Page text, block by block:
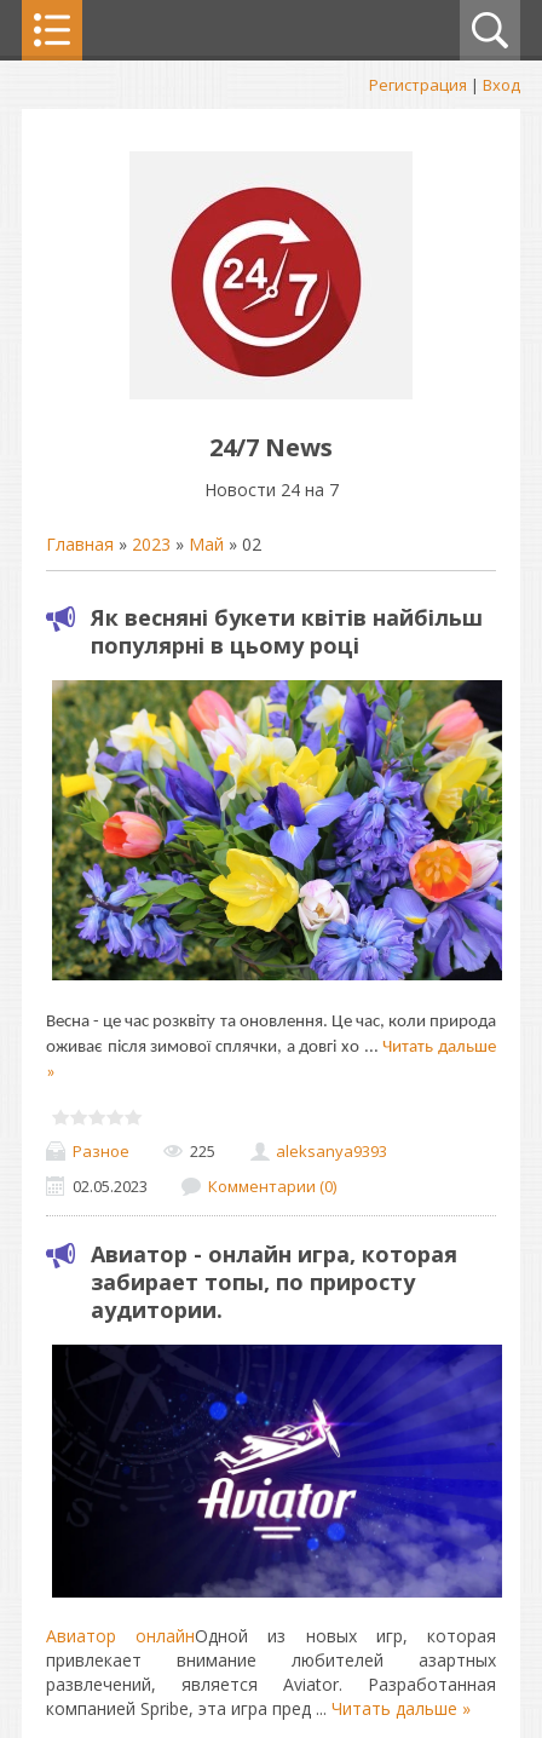
Регистрация | Вход
24/7 News
Новости 24 на 7
Главная » 2023 » Май » 02
Як весняні букети квітів найбільш
популярні в цьому році
Весна - це час розквіту та оновлення. Це час, коли природа
оживає після зимової сплячки, а довгі хо ...Читать дальше
»
Разное 225
aleksanya9393
02.05.2023
Комментарии (0)
Авиатор - онлайн игра, которая
забирает топы, по приросту
аудитории.
Авиатор онлайнОдной из новых игр, которая
привлекает внимание любителей азартных
развлечений, является Aviator. Разработанная
компанией Spribe, эта игра пред ... Читать дальше »